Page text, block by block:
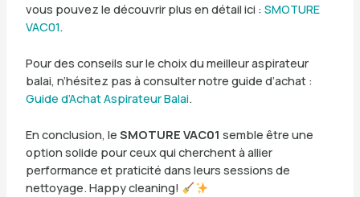
vous pouvez le découvrir plus en détail ici : SMOTURE
VAC01.
Pour des conseils sur le choix du meilleur aspirateur
balai, n’hésitez pas à consulter notre guide d’achat :
Guide d’Achat Aspirateur Balai.
En conclusion, le SMOTURE VAC01 semble être une
option solide pour ceux qui cherchent à allier
performance et praticité dans leurs sessions de
nettoyage. Happy cleaning!